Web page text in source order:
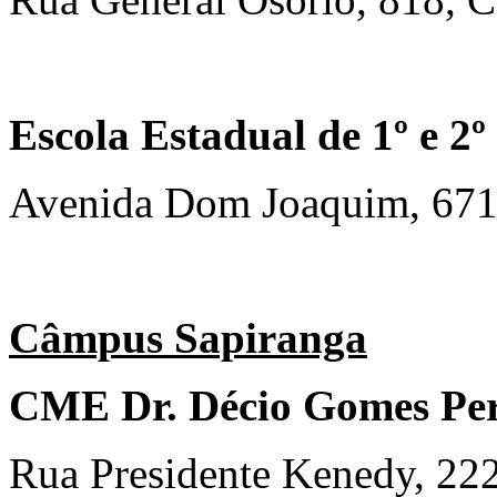
Escola Estadual de 1º e
Avenida Dom Joaquim,
Câmpus Sapiranga
CME Dr. Décio Gomes
Rua Presidente Kenedy,